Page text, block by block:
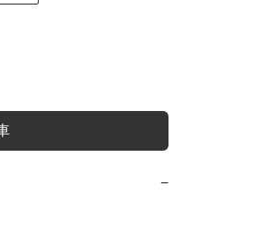
−